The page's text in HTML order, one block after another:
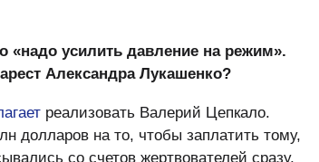
усилить давление на режим».
Александра Лукашенко?
реализовать Валерий Цепкало.
долларов на то, чтобы заплатить тому,
со счетов жертвователей сразу,